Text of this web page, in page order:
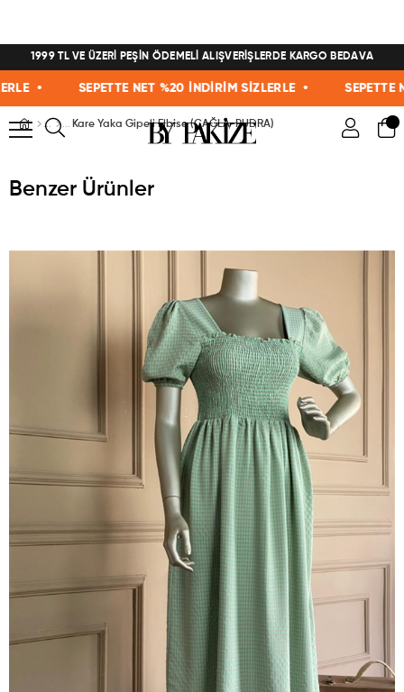
1999 TL VE ÜZERİ PEŞİN ÖDEMELİ ALIŞVERİŞLERDE KARGO BEDAVA
• SEPETTE NET %20 İNDİRİM SİZLERLE • SEPETTE
Kare Yaka Gipeli Elbise (ÇAĞLA-PUDRA)
Benzer Ürünler